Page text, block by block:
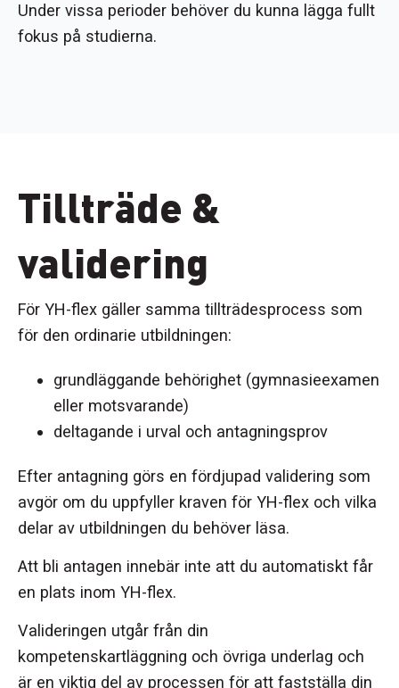
Under vissa perioder behöver du kunna lägga fullt
fokus på studierna.
Tillträde &
validering
För YH-flex gäller samma tillträdesprocess som
för den ordinarie utbildningen:
grundläggande behörighet (gymnasieexamen
eller motsvarande)
deltagande i urval och antagningsprov
Efter antagning görs en fördjupad validering som
avgör om du uppfyller kraven för YH-flex och vilka
delar av utbildningen du behöver läsa.
Att bli antagen innebär inte att du automatiskt får
en plats inom YH-flex.
Valideringen utgår från din
kompetenskartläggning och övriga underlag och
är en viktig del av processen för att fastställa din